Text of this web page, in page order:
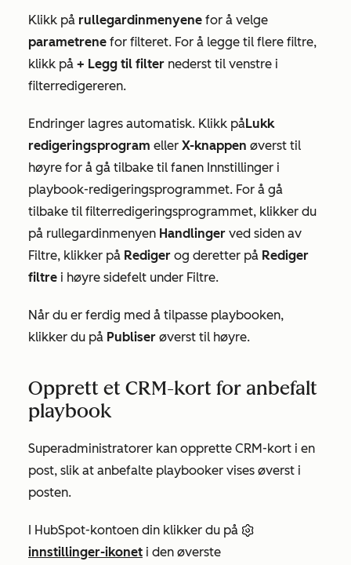
Klikk på rullegardinmenyene for å velge
parametrene for filteret. For å legge til flere filtre,
klikk på + Legg til filter nederst til venstre i
filterredigereren.
Endringer lagres automatisk. Klikk påLukk
redigeringsprogram eller X-knappen øverst til
høyre for å gå tilbake til fanen Innstillinger i
playbook-redigeringsprogrammet. For å gå
tilbake til filterredigeringsprogrammet, klikker du
på rullegardinmenyen Handlinger ved siden av
Filtre, klikker på Rediger og deretter på Rediger
filtre i høyre sidefelt under Filtre.
Når du er ferdig med å tilpasse playbooken,
klikker du på Publiser øverst til høyre.
Opprett et CRM-kort for anbefalt
playbook
Superadministratorer kan opprette CRM-kort i en
post, slik at anbefalte playbooker vises øverst i
posten.
I HubSpot-kontoen din klikker du på
innstillinger-ikonet i den øverste